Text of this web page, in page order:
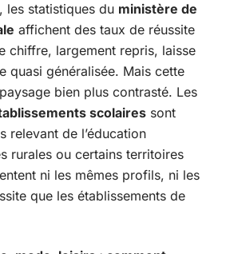
les statistiques du ministère de
affichent des taux de réussite
chiffre, largement repris, laisse
quasi généralisée. Mais cette
bien plus contrasté. Les
scolaires sont
relevant de l’éducation
rurales ou certains territoires
ni les mêmes profils, ni les
que les établissements de